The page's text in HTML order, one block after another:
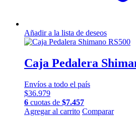
Añadir a la lista de deseos
Caja Pedalera
Envíos a todo el país
$36.979
6 cuotas de $7.457
Agregar al carrito Comparar